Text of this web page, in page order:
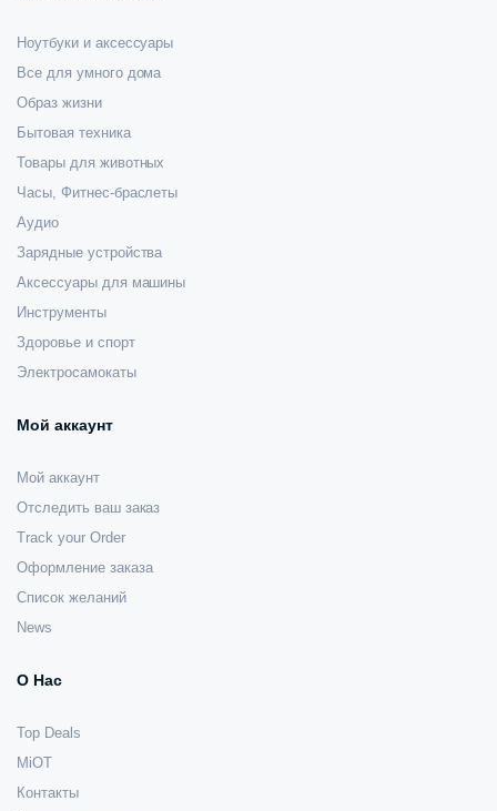
Ноутбуки и аксессуары
Все для умного дома
Образ жизни
Бытовая техника
Товары для животных
Часы, Фитнес-браслеты
Аудио
Зарядные устройства
Аксессуары для машины
Инструменты
Здоровье и спорт
Электросамокаты
Мой аккаунт
Мой аккаунт
Отследить ваш заказ
Track your Order
Оформление заказа
Список желаний
News
О Нас
Top Deals
MiOT
Контакты